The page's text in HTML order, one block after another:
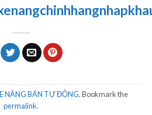
NÂNG BÁN TỰ ĐỘNG. Bookmark the
permalink.